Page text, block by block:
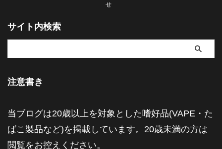
せ
サイト内検索
注意書き
当ブログは20歳以上を対象とした嗜好品(VAPE・た
ばこ製品など)を掲載しています。20歳未満の方は
閲覧をお控えください。